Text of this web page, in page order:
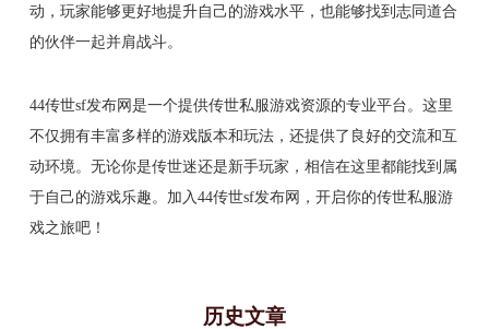
动，玩家能够更好地提升自己的游戏水平，也能够找到志同道合
的伙伴一起并肩战斗。
44传世sf发布网是一个提供传世私服游戏资源的专业平台。这里
不仅拥有丰富多样的游戏版本和玩法，还提供了良好的交流和互
动环境。无论你是传世迷还是新手玩家，相信在这里都能找到属
于自己的游戏乐趣。加入44传世sf发布网，开启你的传世私服游
戏之旅吧！
历史文章